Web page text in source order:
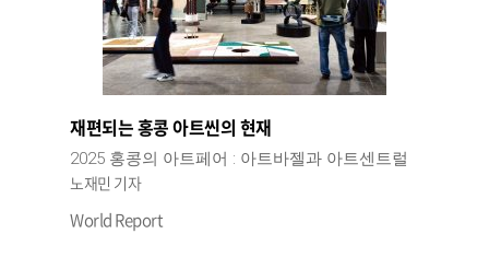
재편되는 홍콩 아트씬의 현재
2025 홍콩의 아트페어 : 아트바젤과 아트센트럴
노재민 기자
World Report